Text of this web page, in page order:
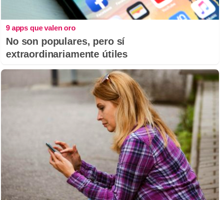
9 apps que valen oro
No son populares, pero sí
extraordinariamente útiles